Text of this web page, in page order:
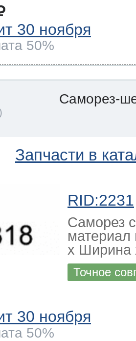
30 ноября
50%
Саморез-
Запчасти в
RID:2231
Саморез
х Ширина
Точное
30 ноября
50%